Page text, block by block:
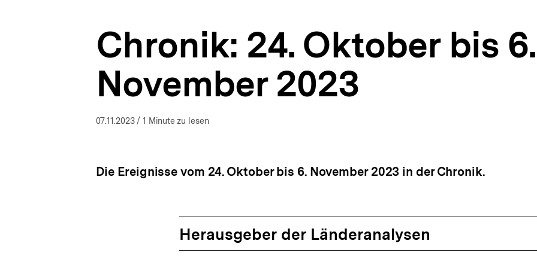
Chronik: 24. Oktober bis 6.
November 2023
07.11.2023/ 1 Minute zu lesen
Die Ereignisse vom 24. Oktober bis 6. November 2023 in der Chronik.
Herausgeber der Länderanalysen